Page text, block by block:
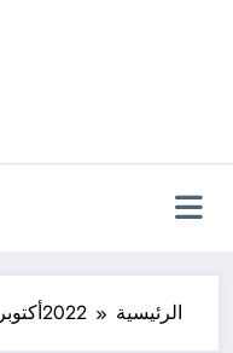
الرئيسية 2022أكتوبر